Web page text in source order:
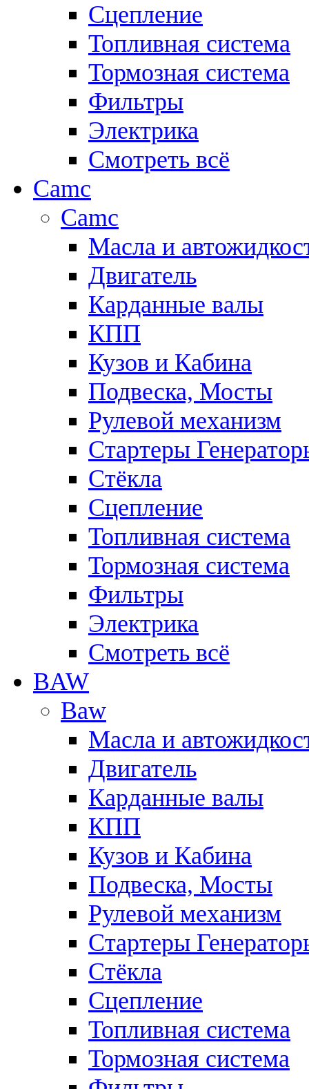
Сцепление
Топливная система
Тормозная система
Фильтры
Электрика
Смотреть всё
Camc
Camc
Масла и
Двигатель
Карданные валы
КПП
Кузов и Кабина
Подвеска, Мосты
Рулевой механизм
Стартеры
Стёкла
Сцепление
Топливная система
Тормозная система
Фильтры
Электрика
Смотреть всё
BAW
Baw
Масла и
Двигатель
Карданные валы
КПП
Кузов и Кабина
Подвеска, Мосты
Рулевой механизм
Стартеры
Стёкла
Сцепление
Топливная система
Тормозная система